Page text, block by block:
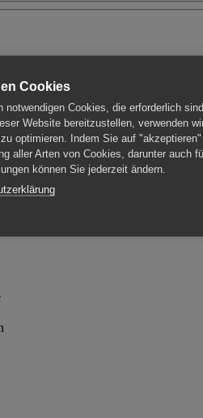
Cookies
notwendigen Cookies, die erforderlich
Website bereitzustellen, verwenden
optimieren. Indem Sie auf
aller Arten von Cookies, darunter auch
können Sie jederzeit ändern.